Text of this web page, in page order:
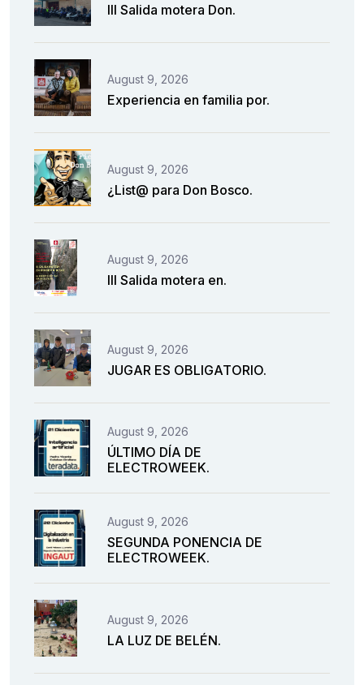
III Salida motera Don.
August 9, 2026
Experiencia en familia por.
August 9, 2026
¿List@ para Don Bosco.
August 9, 2026
III Salida motera en.
August 9, 2026
JUGAR ES OBLIGATORIO.
August 9, 2026
ÚLTIMO DÍA DE
ELECTROWEEK.
August 9, 2026
SEGUNDA PONENCIA DE
ELECTROWEEK.
August 9, 2026
LA LUZ DE BELÉN.